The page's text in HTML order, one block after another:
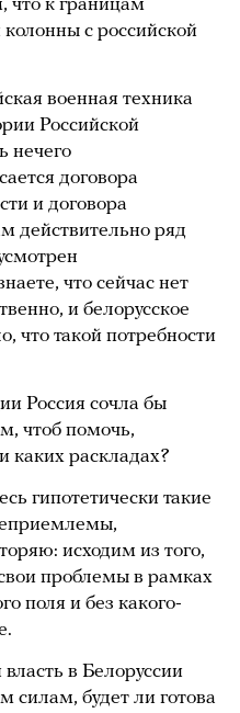
к границам
с российской
военная техника
Российской
нечего
договора
и договора
действительно ряд
что сейчас нет
и белорусское
что такой потребности
Россия сочла бы
чтоб помочь,
каких раскладах?
гипотетически такие
исходим из того,
проблемы в рамках
поля и без какого-
власть в Белоруссии
силам, будет ли готова